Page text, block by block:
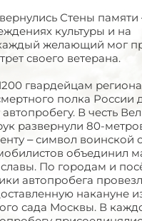
Стены
культуры и на
желающий мог
своего ветерана.
гвардейцам
полка России
В честь
развернули 80-
– символ воинской
объединил
По городам и
автопробега
накануне
сада Москвы. В